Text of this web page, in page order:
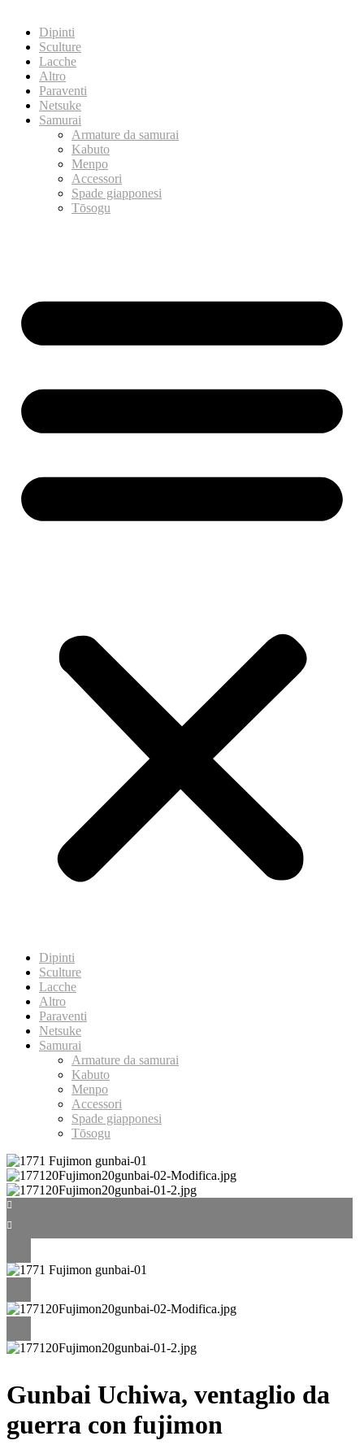
Dipinti
Sculture
Lacche
Altro
Paraventi
Netsuke
Samurai
Armature da samurai
Kabuto
Menpo
Accessori
Spade giapponesi
Tōsogu
Dipinti
Sculture
Lacche
Altro
Paraventi
Netsuke
Samurai
Armature da samurai
Kabuto
Menpo
Accessori
Spade giapponesi
Tōsogu
Gunbai Uchiwa, ventaglio da
guerra con fujimon